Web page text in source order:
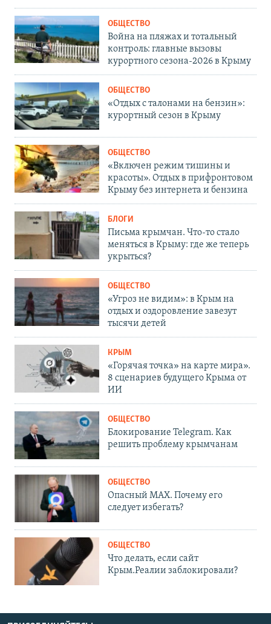
ОБЩЕСТВО
Война на пляжах и тотальный
контроль: главные вызовы
курортного сезона-2026 в Крыму
ОБЩЕСТВО
«Отдых с талонами на бензин»:
курортный сезон в Крыму
ОБЩЕСТВО
«Включен режим тишины и
красоты». Отдых в прифронтовом
Крыму без интернета и бензина
БЛОГИ
Письма крымчан. Что-то стало
меняться в Крыму: где же теперь
укрыться?
ОБЩЕСТВО
«Угроз не видим»: в Крым на
отдых и оздоровление завезут
тысячи детей
КРЫМ
«Горячая точка» на карте мира».
8 сценариев будущего Крыма от
ИИ
ОБЩЕСТВО
Блокирование Telegram. Как
решить проблему крымчанам
ОБЩЕСТВО
Опасный MAX. Почему его
следует избегать?
ОБЩЕСТВО
Что делать, если сайт
Крым.Реалии заблокировали?